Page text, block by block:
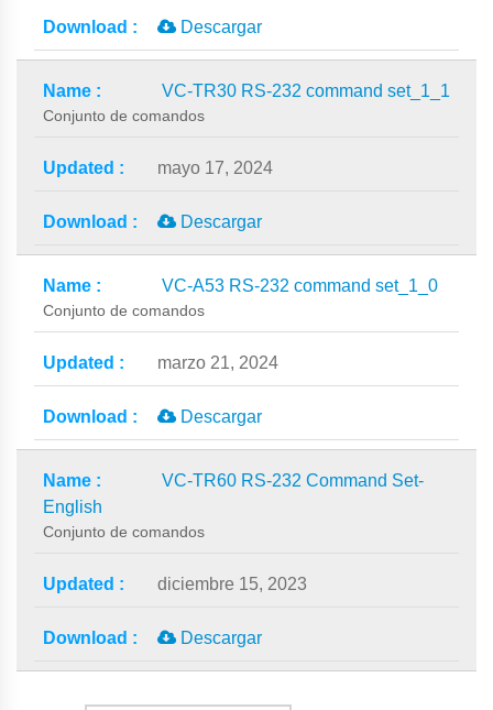
Descargar
VC-TR30 RS-232 command set_1_1
Conjunto de comandos
mayo 17, 2024
Descargar
VC-A53 RS-232 command set_1_0
Conjunto de comandos
marzo 21, 2024
Descargar
VC-TR60 RS-232 Command Set-
English
Conjunto de comandos
diciembre 15, 2023
Descargar